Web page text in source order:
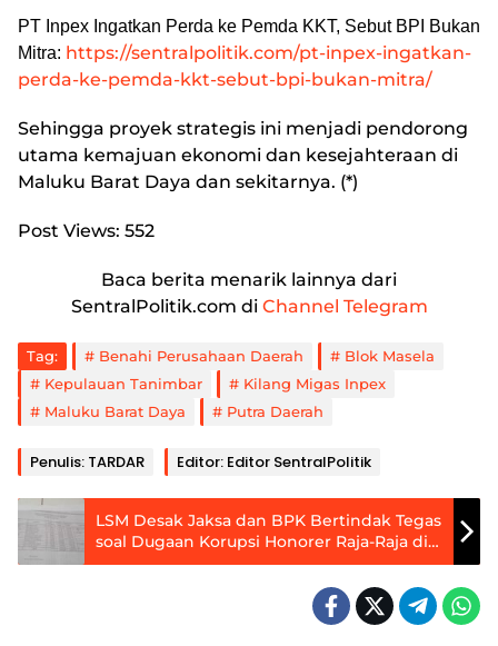
PT Inpex Ingatkan Perda ke Pemda KKT, Sebut BPI Bukan
Mitra: https://sentralpolitik.com/pt-inpex-ingatkan-
perda-ke-pemda-kkt-sebut-bpi-bukan-mitra/
Sehingga proyek strategis ini menjadi pendorong
utama kemajuan ekonomi dan kesejahteraan di
Maluku Barat Daya dan sekitarnya. (*)
Post Views: 552
Baca berita menarik lainnya dari
SentralPolitik.com di Channel Telegram
Tag: Benahi Perusahaan Daerah
Blok Masela
Kepulauan Tanimbar
Kilang Migas Inpex
Maluku Barat Daya
Putra Daerah
Penulis: TARDAR Editor: Editor SentralPolitik
LSM Desak Jaksa dan BPK Bertindak Tegas
soal Dugaan Korupsi Honorer Raja-Raja di
Maluku Tenggara